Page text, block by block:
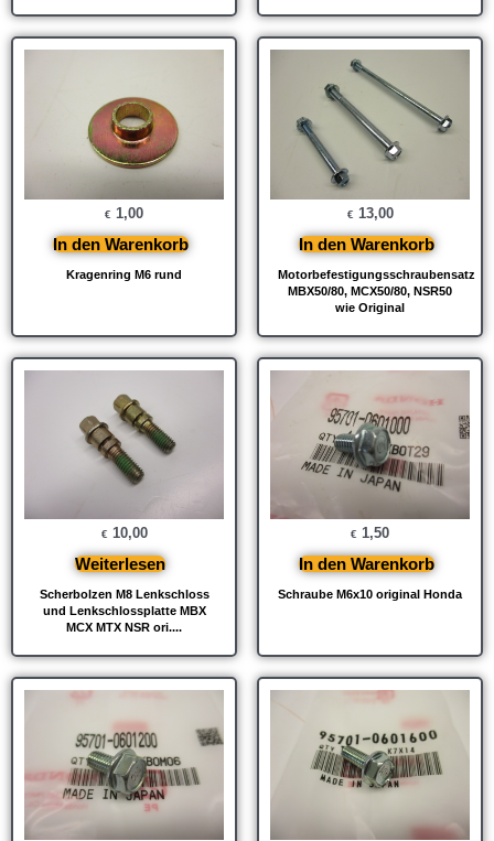
Kragenring M6 rund
€ 1,00
In den Warenkorb
Motorbefestigungsschraubensatz
MBX50/80, MCX50/80, NSR50
wie Original
€ 13,00
In den Warenkorb
Scherbolzen M8 Lenkschloss
und Lenkschlossplatte MBX
MCX MTX NSR ori....
€ 10,00
Weiterlesen
Schraube M6x10 original Honda
€ 1,50
In den Warenkorb